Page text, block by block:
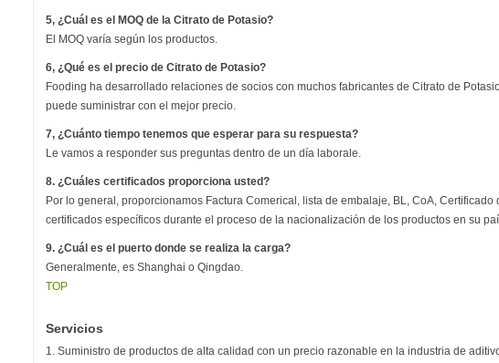
5, ¿Cuál es el MOQ de la Citrato de Potasio?
El MOQ varía según los productos.
6, ¿Qué es el precio de Citrato de Potasio?
Fooding ha desarrollado relaciones de socios con muchos fabricantes de Citrato de
puede suministrar con el mejor precio.
7, ¿Cuánto tiempo tenemos que esperar para su respuesta?
Le vamos a responder sus preguntas dentro de un día laborale.
8. ¿Cuáles certificados proporciona usted?
Por lo general, proporcionamos Factura Comerical, lista de embalaje, BL, CoA,
certificados específicos durante el proceso de la nacionalización de los productos en su
9. ¿Cuál es el puerto donde se realiza la carga?
Generalmente, es Shanghai o Qingdao.
TOP
Servicios
1. Suministro de productos de alta calidad con un precio razonable en la industria de